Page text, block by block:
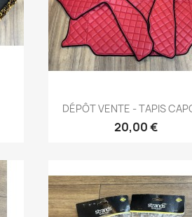
Aperçu rapide
DÉPÔT VENTE - TAPIS
20,00 €